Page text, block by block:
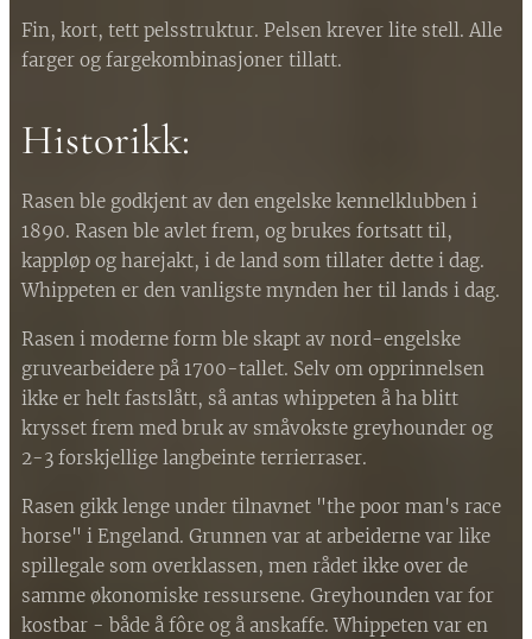
Fin, kort, tett pelsstruktur. Pelsen krever lite stell. Alle
farger og fargekombinasjoner tillatt.
Historikk:
Rasen ble godkjent av den engelske kennelklubben i
1890. Rasen ble avlet frem, og brukes fortsatt til,
kappløp og harejakt, i de land som tillater dette i dag.
Whippeten er den vanligste mynden her til lands i dag.
Rasen i moderne form ble skapt av nord-engelske
gruvearbeidere på 1700-tallet. Selv om opprinnelsen
ikke er helt fastslått, så antas whippeten å ha blitt
krysset frem med bruk av småvokste greyhounder og
2-3 forskjellige langbeinte terrierraser.
Rasen gikk lenge under tilnavnet "the poor man's race
horse" i Engeland. Grunnen var at arbeiderne var like
spillegale som overklassen, men rådet ikke over de
samme økonomiske ressursene. Greyhounden var for
kostbar - både å fôre og å anskaffe. Whippeten var en